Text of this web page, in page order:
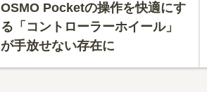
OSMO Pocketの操作を快適にす
る「コントローラーホイール」
が手放せない存在に